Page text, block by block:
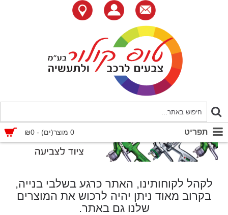
0 מוצר(ים) - ₪0 תפריט
לקהל לקוחותינו, האתר כרגע בשלבי בנייה,
בקרוב מאוד ניתן יהיה לרכוש את המוצרים
שלנו גם באתר.